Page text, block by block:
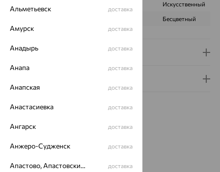
Искусственный
Бесцветный
Доставка и оплата
Идеальный комплект
Альметьевск доставка
Амурск доставка
Анадырь доставка
Анапа доставка
Анапская доставка
Анастасиевка доставка
Ангарск доставка
Анжеро-Судженск доставка
Апастово, Апастовский район доставка